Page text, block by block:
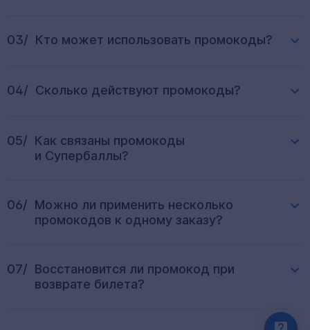
03/ Кто может использовать промокоды?
04/ Сколько действуют промокоды?
05/ Как связаны промокоды
и Супербаллы?
06/ Можно ли применить несколько
промокодов к одному заказу?
07/ Восстановится ли промокод при
возврате билета?